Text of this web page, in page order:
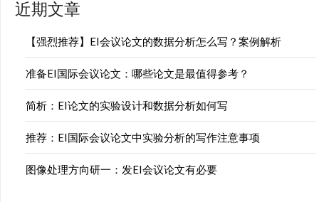
近期文章
【强烈推荐】EI会议论文的数据分析怎么写？案例解析
准备EI国际会议论文：哪些论文是最值得参考？
简析：EI论文的实验设计和数据分析如何写
推荐：EI国际会议论文中实验分析的写作注意事项
图像处理方向研一：发EI会议论文有必要